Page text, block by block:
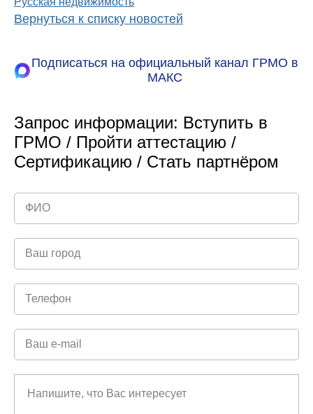
Вернуться к списку новостей
Подписаться на официальный канал ГРМО в
МАКС
Запрос информации: Вступить в
ГРМО / Пройти аттестацию /
Сертификацию / Стать партнёром